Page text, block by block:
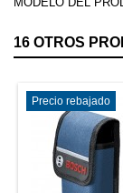
16 OTROS
Precio rebajado